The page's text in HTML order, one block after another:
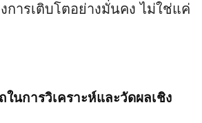
การเติบโตอย่างมั่นคง ไม่ใช่แค่
นการวิเคราะห์และวัดผลเชิง